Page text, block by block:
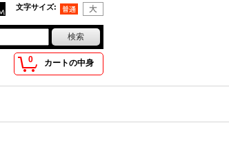
文字サイズ:
0 カートの中身